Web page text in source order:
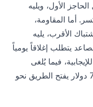
دولار يمثل الحاجز الأول، ويليه
الكسر. أما المقاومة،
الاشتباك الأقرب، يليه
الصاعد يتطلب إغلاقاً يومياً
فوق 78,045 دولار مع تحوّل MACD للإيجابية، فيما يُلغى
الإعداد الفني بكسر مؤكد دون 75,068 دولار يفتح الطريق نحو